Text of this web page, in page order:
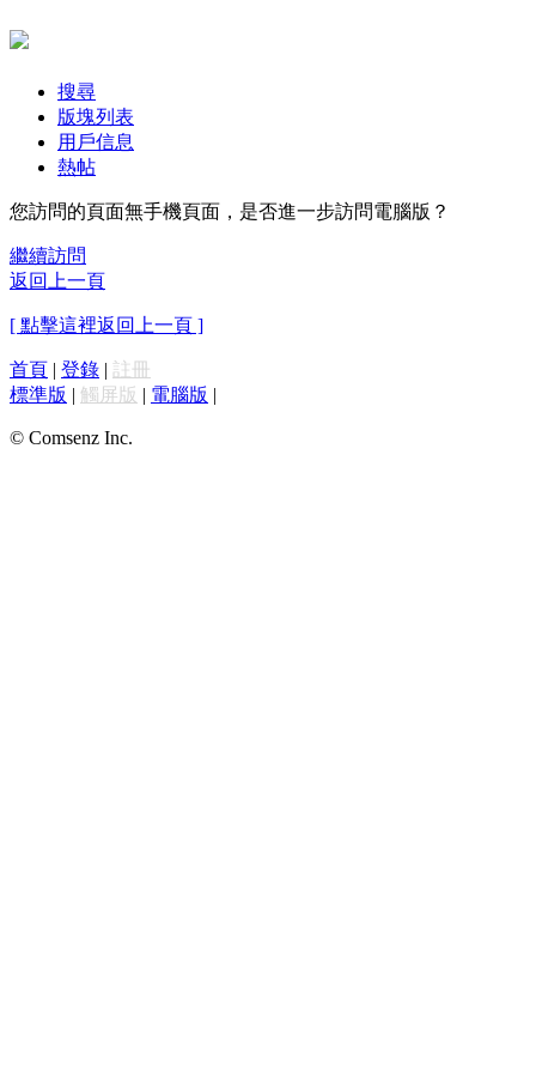
搜尋
版塊列表
用戶信息
熱帖
您訪問的頁面無手機頁面，是否進一步訪問電腦版？
繼續訪問
返回上一頁
[ 點擊這裡返回上一頁 ]
首頁 | 登錄 | 註冊
標準版 | 觸屏版 | 電腦版 |
© Comsenz Inc.